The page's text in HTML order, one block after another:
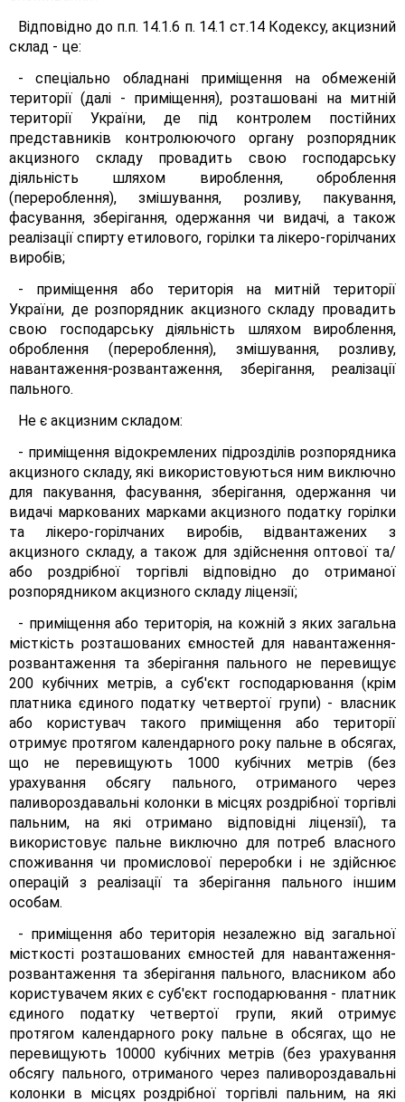
Відповідно до п.п. 14.1.6 п. 14.1 ст.14 Кодексу, акцизний
склад - це:
- спеціально обладнані приміщення на обмеженій
території (далі - приміщення), розташовані на митній
території України, де під контролем постійних
представників контролюючого органу розпорядник
акцизного складу провадить свою господарську
діяльність шляхом вироблення, оброблення
(перероблення), змішування, розливу, пакування,
фасування, зберігання, одержання чи видачі, а також
реалізації спирту етилового, горілки та лікеро-горілчаних
виробів;
- приміщення або територія на митній території
України, де розпорядник акцизного складу провадить
свою господарську діяльність шляхом вироблення,
оброблення (перероблення), змішування, розливу,
навантаження-розвантаження, зберігання, реалізації
пального.
Не є акцизним складом:
- приміщення відокремлених підрозділів розпорядника
акцизного складу, які використовуються ним виключно
для пакування, фасування, зберігання, одержання чи
видачі маркованих марками акцизного податку горілки
та лікеро-горілчаних виробів, відвантажених з
акцизного складу, а також для здійснення оптової та/
або роздрібної торгівлі відповідно до отриманої
розпорядником акцизного складу ліцензії;
- приміщення або територія, на кожній з яких загальна
місткість розташованих ємностей для навантаження-
розвантаження та зберігання пального не перевищує
200 кубічних метрів, а суб'єкт господарювання (крім
платника єдиного податку четвертої групи) - власник
або користувач такого приміщення або території
отримує протягом календарного року пальне в обсягах,
що не перевищують 1000 кубічних метрів (без
урахування обсягу пального, отриманого через
паливороздавальні колонки в місцях роздрібної торгівлі
пальним, на які отримано відповідні ліцензії), та
використовує пальне виключно для потреб власного
споживання чи промислової переробки і не здійснює
операцій з реалізації та зберігання пального іншим
особам.
- приміщення або територія незалежно від загальної
місткості розташованих ємностей для навантаження-
розвантаження та зберігання пального, власником або
користувачем яких є суб'єкт господарювання - платник
єдиного податку четвертої групи, який отримує
протягом календарного року пальне в обсягах, що не
перевищують 10000 кубічних метрів (без урахування
обсягу пального, отриманого через паливороздавальні
колонки в місцях роздрібної торгівлі пальним, на які